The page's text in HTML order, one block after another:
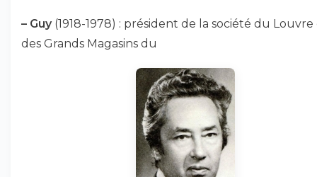
– Guy (1918-1978) : président de la société du Louvre
des Grands Magasins du